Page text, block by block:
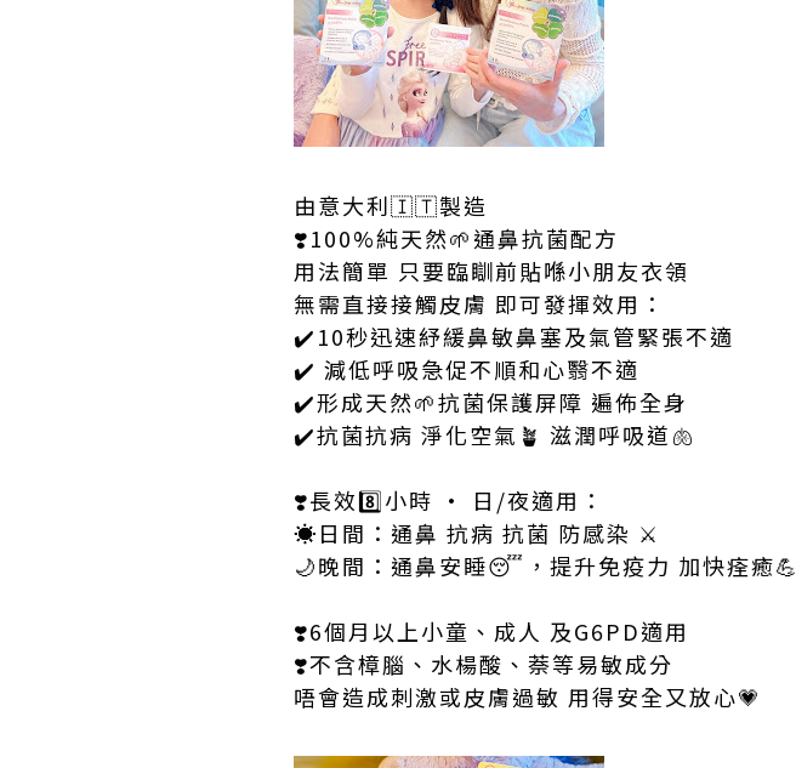
由意大利🇮🇹製造
❣️100%純天然🌱通鼻抗菌配方
用法簡單 只要臨瞓前貼喺小朋友衣領
無需直接接觸皮膚 即可發揮效用：
✔️10秒迅速紓緩鼻敏鼻塞及氣管緊張不適
✔️ 減低呼吸急促不順和心翳不適
✔️形成天然🌱抗菌保護屏障 遍佈全身
✔️抗菌抗病 淨化空氣🪴 滋潤呼吸道🫁
❣️長效8️⃣小時 · 日/夜適用：
☀️日間：通鼻 抗病 抗菌 防感染 ⚔️
🌙晚間：通鼻安睡😴，提升免疫力 加快痊癒💪
❣️6個月以上小童、成人 及G6PD適用
❣️不含樟腦、水楊酸、萘等易敏成分
唔會造成刺激或皮膚過敏 用得安全又放心💗